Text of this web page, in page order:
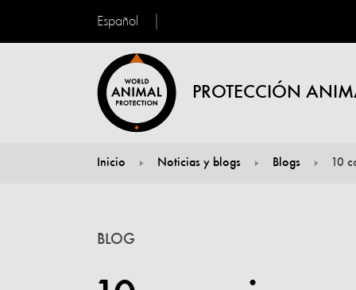
Español
PROTECCIÓN
Inicio Noticias y blogs Blogs 10
BLOG